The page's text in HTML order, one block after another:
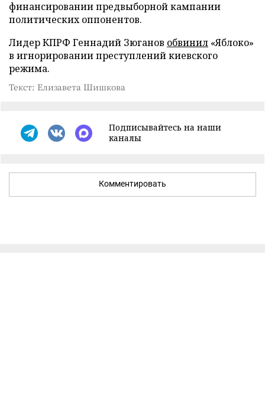
финансировании предвыборной кампании
политических оппонентов.
Лидер КПРФ Геннадий Зюганов обвинил «Яблоко»
в игнорировании преступлений киевского
режима.
Текст: Елизавета Шишкова
Подписывайтесь на наши
каналы
Комментировать